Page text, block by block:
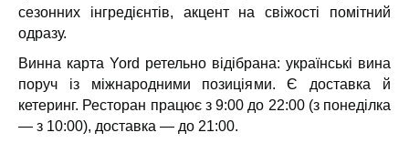
сезонних інгредієнтів, акцент на свіжості помітний
одразу.
Винна карта Yord ретельно відібрана: українські вина
поруч із міжнародними позиціями.Є доставка й
кетеринг. Ресторан працює з 9:00 до 22:00 (з понеділка
— з 10:00), доставка — до 21:00.